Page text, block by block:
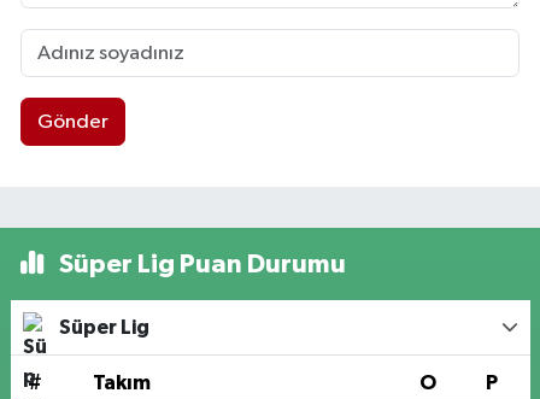
Gönder
Süper Lig Puan Durumu
Süper Lig
# Takım O P